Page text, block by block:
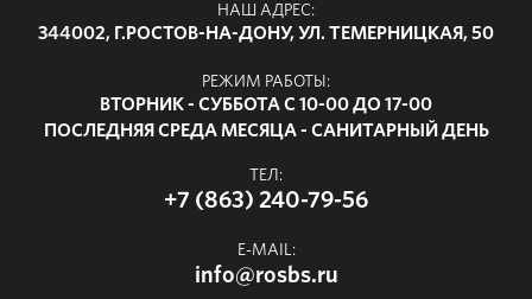
НАШ АДРЕС:
344002, Г.РОСТОВ-НА-ДОНУ, УЛ. ТЕМЕРНИЦКАЯ, 50
РЕЖИМ РАБОТЫ:
ВТОРНИК - СУББОТА С 10-00 ДО 17-00
ПОСЛЕДНЯЯ СРЕДА МЕСЯЦА - САНИТАРНЫЙ ДЕНЬ
ТЕЛ:
+7 (863) 240-79-56
E-MAIL:
info@rosbs.ru